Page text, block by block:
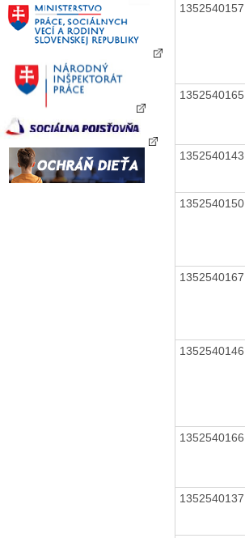
1352540157
1352540165
1352540143
1352540150
1352540167
1352540146
1352540166
1352540137